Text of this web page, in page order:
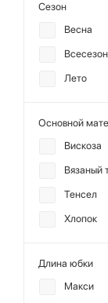
Сезон
Весна
Лето
Основной
Вискоза
Вязаный
Тенсел
Хлопок
Длина юбки
Макси